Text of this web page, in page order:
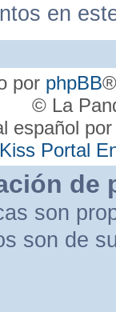
en
por phpBB
© La
español
Kiss Portal
de
son
son de